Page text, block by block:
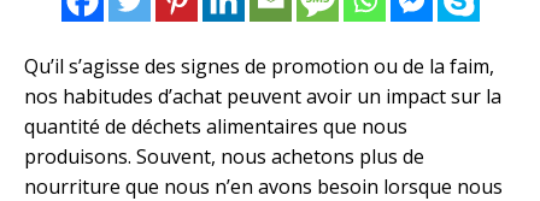
Qu’il s’agisse des signes de promotion ou de la faim,
nos habitudes d’achat peuvent avoir un impact sur la
quantité de déchets alimentaires que nous
produisons. Souvent, nous achetons plus de
nourriture que nous n’en avons besoin lorsque nous